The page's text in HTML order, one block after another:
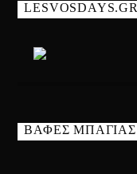
LESVOSDAYS.GR
ΒΑΦΕΣ ΜΠΑΓΙΑΣ